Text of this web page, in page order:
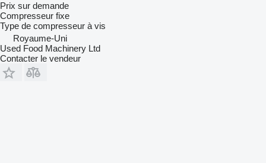
Prix sur demande
Compresseur fixe
Type de compresseur à vis
Royaume-Uni
Used Food Machinery Ltd
Contacter le vendeur